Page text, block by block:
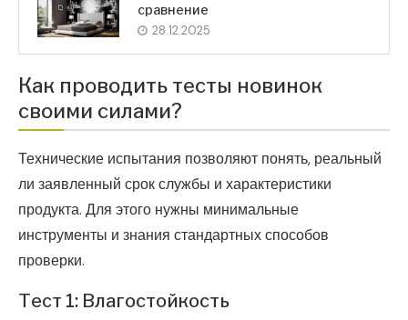
сравнение
28.12.2025
Как проводить тесты новинок
своими силами?
Технические испытания позволяют понять, реальный
ли заявленный срок службы и характеристики
продукта. Для этого нужны минимальные
инструменты и знания стандартных способов
проверки.
Тест 1: Влагостойкость